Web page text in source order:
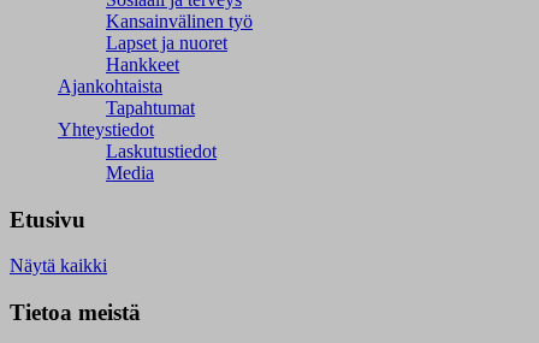
Kansainvälinen työ
Lapset ja nuoret
Hankkeet
Ajankohtaista
Tapahtumat
Yhteystiedot
Laskutustiedot
Media
Etusivu
Näytä kaikki
Tietoa meistä